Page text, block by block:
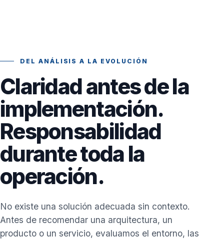
DEL ANÁLISIS A LA EVOLUCIÓN
Claridad antes de la
implementación.
Responsabilidad
durante toda la
operación.
No existe una solución adecuada sin contexto.
Antes de recomendar una arquitectura, un
producto o un servicio, evaluamos el entorno, las